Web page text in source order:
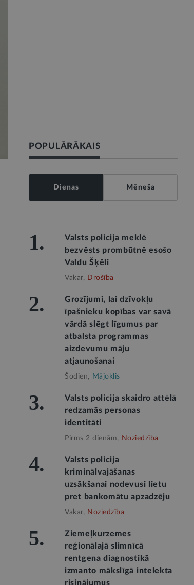
POPULĀRĀKAIS
Dienas Mēneša
1.
Valsts policija meklē
bezvēsts prombūtnē esošo
Valdu Šķēli
Vakar, Drošība
2.
Grozījumi, lai dzīvokļu
īpašnieku kopības var savā
vārdā slēgt līgumus par
atbalsta programmas
aizdevumu māju
atjaunošanai
Šodien, Mājoklis
3.
Valsts policija skaidro attēlā
redzamās personas
identitāti
Pirms 2 dienām, Noziedzība
4.
Valsts policija
kriminālvajāšanas
uzsākšanai nodevusi lietu
pret bankomātu apzadzēju
Vakar, Noziedzība
5.
Ziemeļkurzemes
reģionālajā slimnīcā
rentgena diagnostikā
izmanto mākslīgā intelekta
risinājumus